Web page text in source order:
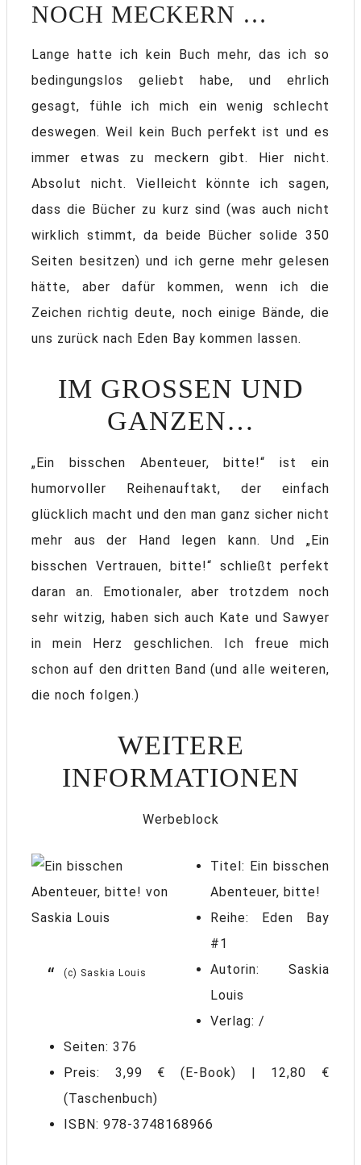
NOCH MECKERN …
Lange hatte ich kein Buch mehr, das ich so
bedingungslos geliebt habe, und ehrlich
gesagt, fühle ich mich ein wenig schlecht
deswegen. Weil kein Buch perfekt ist und es
immer etwas zu meckern gibt. Hier nicht.
Absolut nicht. Vielleicht könnte ich sagen,
dass die Bücher zu kurz sind (was auch nicht
wirklich stimmt, da beide Bücher solide 350
Seiten besitzen) und ich gerne mehr gelesen
hätte, aber dafür kommen, wenn ich die
Zeichen richtig deute, noch einige Bände, die
uns zurück nach Eden Bay kommen lassen.
IM GROSSEN UND G
ANZEN…
„Ein bisschen Abenteuer, bitte!“ ist ein
humorvoller Reihenauftakt, der einfach
glücklich macht und den man ganz sicher nicht
mehr aus der Hand legen kann. Und „Ein
bisschen Vertrauen, bitte!“ schließt perfekt
daran an. Emotionaler, aber trotzdem noch
sehr witzig, haben sich auch Kate und Sawyer
in mein Herz geschlichen. Ich freue mich
schon auf den dritten Band (und alle weiteren,
die noch folgen.)
WEITERE
INFORMATIONEN
Werbeblock
(c) Saskia Louis
Titel: Ein bisschen
Abenteuer, bitte!
Reihe: Eden Bay
#1
Autorin: Saskia
Louis
Verlag: /
Seiten: 376
Preis: 3,99 € (E-Book) | 12,80 €
(Taschenbuch)
ISBN: 978-3748168966